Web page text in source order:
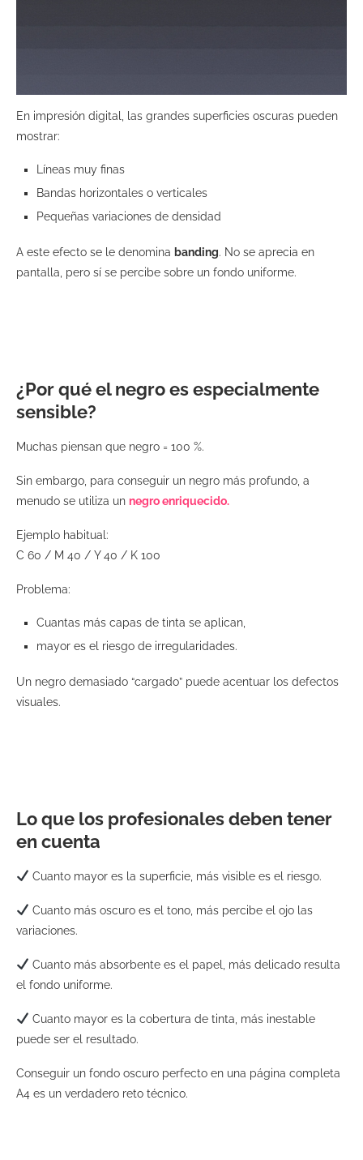
En impresión digital, las grandes superficies oscuras pueden
mostrar:
Líneas muy finas
Bandas horizontales o verticales
Pequeñas variaciones de densidad
A este efecto se le denomina banding. No se aprecia en
pantalla, pero sí se percibe sobre un fondo uniforme.
¿Por qué el negro es especialmente
sensible?
Muchas piensan que negro = 100 %.
Sin embargo, para conseguir un negro más profundo, a
menudo se utiliza un negro enriquecido.
Ejemplo habitual:
C 60 / M 40 / Y 40 / K 100
Problema:
Cuantas más capas de tinta se aplican,
mayor es el riesgo de irregularidades.
Un negro demasiado “cargado” puede acentuar los defectos
visuales.
Lo que los profesionales deben tener
en cuenta
Cuanto mayor es la superficie, más visible es el riesgo.
Cuanto más oscuro es el tono, más percibe el ojo las
variaciones.
Cuanto más absorbente es el papel, más delicado resulta
el fondo uniforme.
Cuanto mayor es la cobertura de tinta, más inestable
puede ser el resultado.
Conseguir un fondo oscuro perfecto en una página completa
A4 es un verdadero reto técnico.